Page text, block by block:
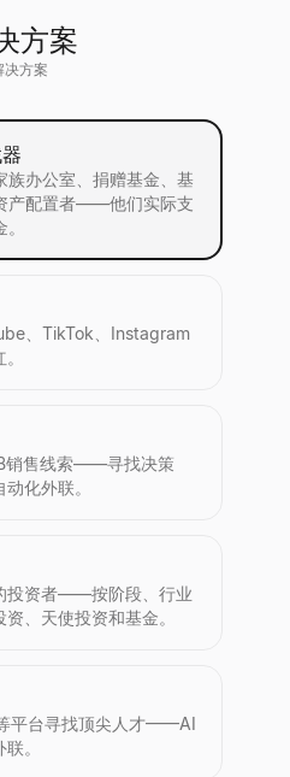
方案
决方案
办公室、捐赠基金、基
产配置者——他们实际支
、TikTok、Instagram
销售线索——寻找决策
化外联。
投资者——按阶段、行业
、天使投资和基金。
平台寻找顶尖人才——AI
。